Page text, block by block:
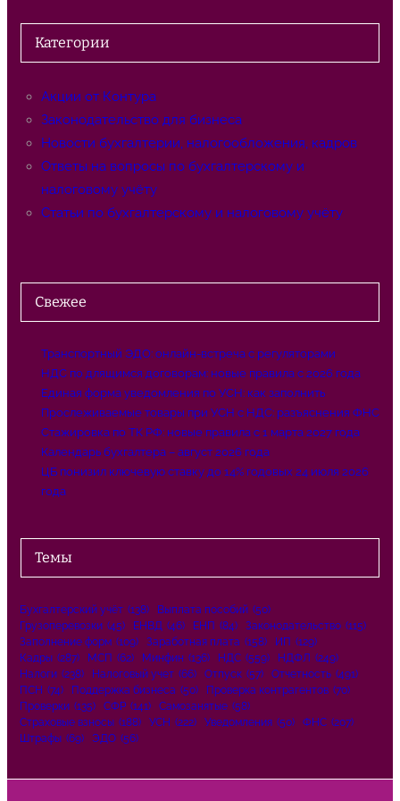
к
Категории
Акции от Контура
Законодательство для бизнеса
Новости бухгалтерии, налогообложения, кадров
Ответы на вопросы по бухгалтерскому и
налоговому учёту
Статьи по бухгалтерскому и налоговому учёту
Свежее
Транспортный ЭДО: онлайн-встреча с регуляторами
НДС по длящимся договорам: новые правила с 2026 года
Единая форма уведомления по УСН: как заполнить
Прослеживаемые товары при УСН с НДС: разъяснения ФНС
Стажировка по ТК РФ: новые правила с 1 марта 2027 года
Календарь бухгалтера – август 2026 года
ЦБ понизил ключевую ставку до 14% годовых 24 июля 2026
года
Темы
Бухгалтерский учёт (138) Выплата пособий (50)
Грузоперевозки (45) ЕНВД (46) ЕНП (84) Законодательство (115)
Заполнение форм (109) Заработная плата (158) ИП (129)
Кадры (287) МСП (62) Минфин (136) НДС (559) НДФЛ (249)
Налоги (238) Налоговый учет (66) Отпуск (57) Отчетность (491)
ПСН (74) Поддержка бизнеса (50) Проверка контрагентов (70)
Проверки (135) СФР (141) Самозанятые (58)
Страховые взносы (188) УСН (222) Уведомления (50) ФНС (207)
Штрафы (69) ЭДО (56)